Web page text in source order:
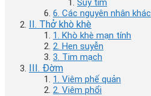
Suy tim
6. Các nguyên nhân khác
II. Thở khò khè
1. Khò khè mạn tính
2. Hen suyễn
3. Tim mạch
III. Đờm
1. Viêm phế quản
2. Viêm phổi